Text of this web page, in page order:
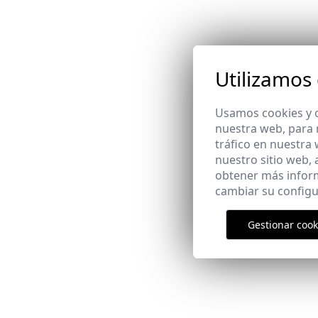
Utilizamos
Usamos cookies
nuestra web, para
tráfico en nuestra
nuestro sitio web,
obtener más
cambiar su
Gestionar